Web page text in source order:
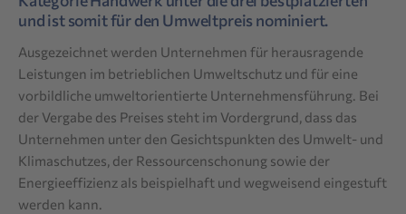
und ist somit für den Umweltpreis nominiert.
Ausgezeichnet werden Unternehmen für herausragende
Leistungen im betrieblichen Umweltschutz und für eine
vorbildliche umweltorientierte Unternehmensführung. Bei
der Vergabe des Preises steht im Vordergrund, dass das
Unternehmen unter den Gesichtspunkten des Umwelt- und
Klimaschutzes, der Ressourcenschonung sowie der
Energieeffizienz als beispielhaft und wegweisend eingestuft
werden kann.